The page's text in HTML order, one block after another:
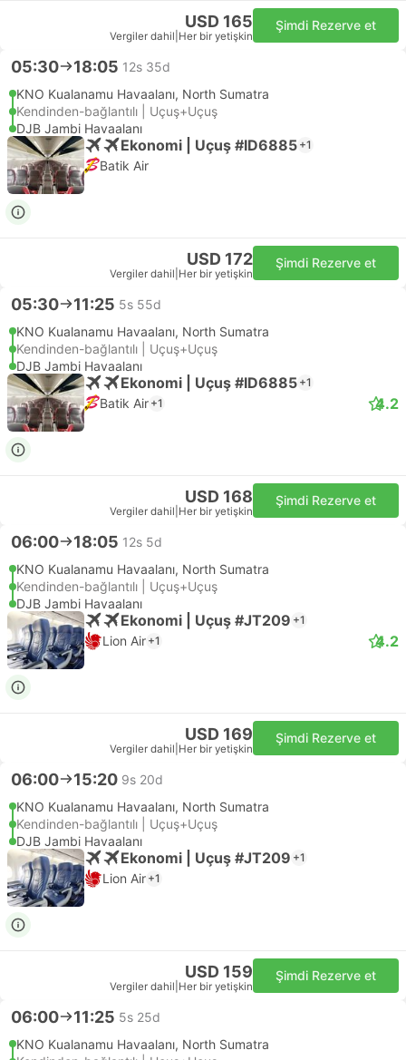
USD 165
Vergiler dahil Her bir yetişkin
Şimdi Rezerve et
05:30 18:05 12s 35d
KNO Kualanamu Havaalanı, North Sumatra
Kendinden-bağlantılı | Uçuş+Uçuş
DJB Jambi Havaalanı
Ekonomi | Uçuş #ID6885 +1
Batik Air
USD 172
Vergiler dahil Her bir yetişkin
Şimdi Rezerve et
05:30 11:25 5s 55d
KNO Kualanamu Havaalanı, North Sumatra
Kendinden-bağlantılı | Uçuş+Uçuş
DJB Jambi Havaalanı
Ekonomi | Uçuş #ID6885 +1
Batik Air +1 4.2
USD 168
Vergiler dahil Her bir yetişkin
Şimdi Rezerve et
06:00 18:05 12s 5d
KNO Kualanamu Havaalanı, North Sumatra
Kendinden-bağlantılı | Uçuş+Uçuş
DJB Jambi Havaalanı
Ekonomi | Uçuş #JT209 +1
Lion Air +1 4.2
USD 169
Vergiler dahil Her bir yetişkin
Şimdi Rezerve et
06:00 15:20 9s 20d
KNO Kualanamu Havaalanı, North Sumatra
Kendinden-bağlantılı | Uçuş+Uçuş
DJB Jambi Havaalanı
Ekonomi | Uçuş #JT209 +1
Lion Air +1
USD 159
Vergiler dahil Her bir yetişkin
Şimdi Rezerve et
06:00 11:25 5s 25d
KNO Kualanamu Havaalanı, North Sumatra